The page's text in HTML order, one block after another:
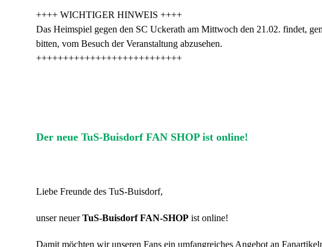
++++ WICHTIGER HINWEIS ++++
Das Heimspiel gegen den SC Uckerath am Mittwoch den 21.02. findet,
bitten, vom Besuch der Veranstaltung abzusehen.
+++++++++++++++++++++++++++
Der neue TuS-Buisdorf FAN SHOP ist online!
Liebe Freunde des TuS-Buisdorf,
unser neuerTuS-Buisdorf FAN-SHOPist online!
Damit möchten wir unseren Fans ein umfangreiches Angebot an